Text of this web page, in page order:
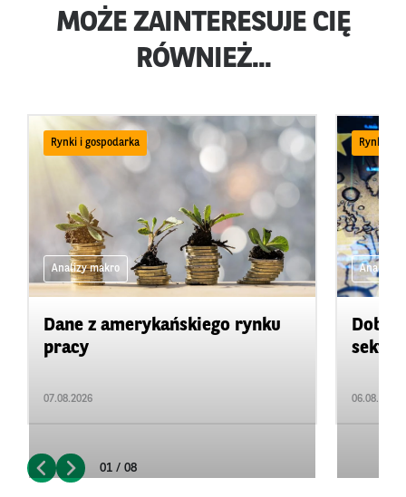
MOŻE ZAINTERESUJE CIĘ
RÓWNIEŻ...
Rynki i gospodarka
Analizy makro
Dane z amerykańskiego rynku
pracy
07.08.2026
Rynki i
Analizy
06.08.2026
01 / 08